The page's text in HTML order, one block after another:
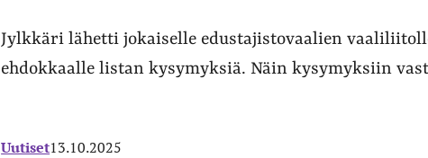
Jylkkäri lähetti jokaiselle edustajistovaalien
ehdokkaalle listan kysymyksiä. Näin kysymyksiin
Uutiset13.10.2025